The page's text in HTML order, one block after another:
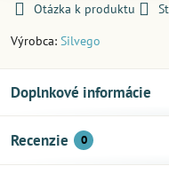
Otázka k produktu
Výrobca: Silvego
Doplnkové informácie
Recenzie 0